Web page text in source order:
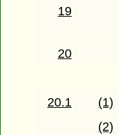
19
20
20.1
(1)
(2)